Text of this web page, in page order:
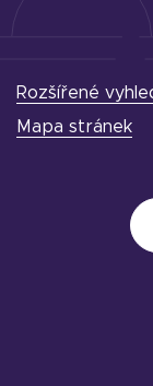
Rozšířené
Mapa stránek